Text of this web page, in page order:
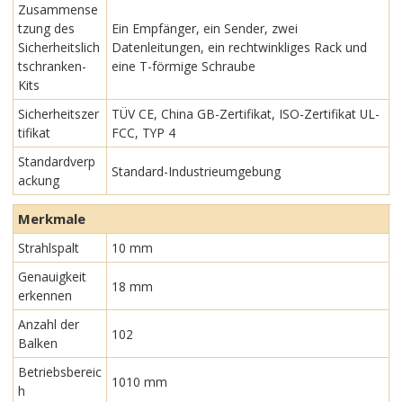
Zusammense
tzung des
Sicherheitslich
tschranken-
Kits
Ein Empfänger, ein Sender, zwei
Datenleitungen, ein rechtwinkliges Rack und
eine T-förmige Schraube
Sicherheitszer
tifikat
TÜV CE, China GB-Zertifikat, ISO-Zertifikat UL-
FCC, TYP 4
Standardverp
ackung
Standard-Industrieumgebung
Merkmale
Strahlspalt
10 mm
Genauigkeit
erkennen
18 mm
Anzahl der
Balken
102
Betriebsbereic
h
1010 mm